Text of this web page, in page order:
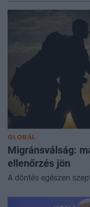
GLOBÁL
Migránsválság:
ellenőrzés jön
A döntés egészen